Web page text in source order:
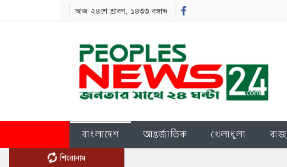
আজ ২৪শে শ্রাবণ, ১৪৩৩ বঙ্গাব্দ
বাংলাদেশ আন্তর্জাতিক খেলাধুলা
শিরোনাম